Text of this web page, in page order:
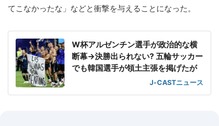
てこなかったな」などと衝撃を与えることになった。
W杯アルゼンチン選手が政治的な横
断幕→決勝出られない? 五輪サッカー
でも韓国選手が領土主張を掲げたが
J-CASTニュース